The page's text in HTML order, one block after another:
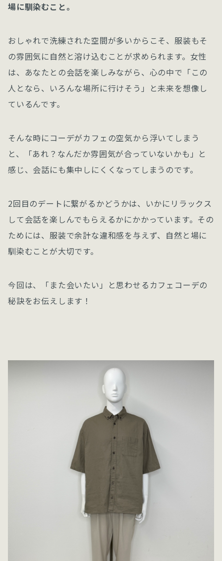
場に馴染むこと。
おしゃれで洗練された空間が多いからこそ、服装もそ
の雰囲気に自然と溶け込むことが求められます。女性
は、あなたとの会話を楽しみながら、心の中で「この
人となら、いろんな場所に行けそう」と未来を想像し
ているんです。
そんな時にコーデがカフェの空気から浮いてしまう
と、「あれ？なんだか雰囲気が合っていないかも」と
感じ、会話にも集中しにくくなってしまうのです。
2回目のデートに繋がるかどうかは、いかにリラックス
して会話を楽しんでもらえるかにかかっています。その
ためには、服装で余計な違和感を与えず、自然と場に
馴染むことが大切です。
今回は、「また会いたい」と思わせるカフェコーデの
秘訣をお伝えします！